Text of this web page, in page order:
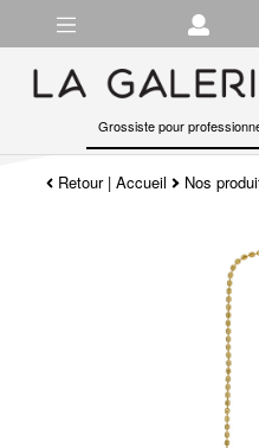
Grossiste pour
Retour|Accueil Nos
Gérer les préférences en matière de